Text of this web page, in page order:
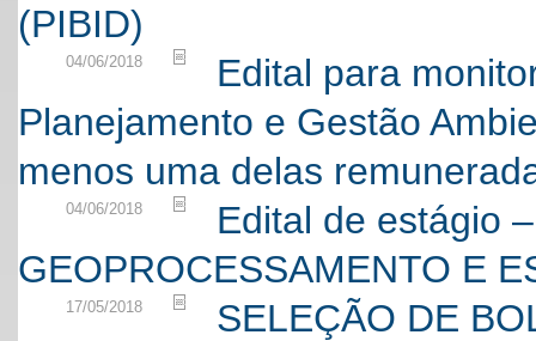
(PIBID)
04/06/2018
Edital para
Planejamento e Gestão
menos uma delas
04/06/2018
Edital de estágio
GEOPROCESSAMENTO E
17/05/2018
SELEÇÃO DE